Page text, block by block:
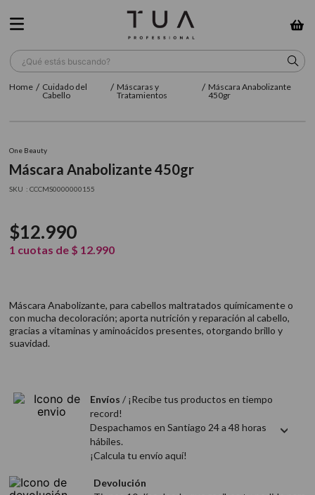
¿Qué estás buscando?
Cuidado del
Cabello
Máscaras y
Tratamientos
Máscara Anabolizante
450gr
One Beauty
Máscara Anabolizante 450gr
: CCCMS0000000155
$12.990
1 cuotas de $ 12.990
Máscara Anabolizante, para cabellos maltratados químicamente o
con mucha decoloración; aporta nutrición y reparación al cabello,
gracias a vitaminas y aminoácidos presentes, otorgando brillo y
suavidad.
Envíos / ¡Recibe tus productos en tiempo
record!
Despachamos en Santiago 24 a 48 horas
hábiles.
¡Calcula tu envío aquí!
Devolución
TÉRMINOS MÁS BUSCADOS
2.
3. farmavita
5. cepillo
6. gama
9. acondicionador
10.